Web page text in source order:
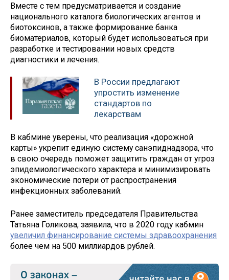
Вместе с тем предусматривается и создание
национального каталога биологических агентов и
биотоксинов, а также формирование банка
биоматериалов, который будет использоваться при
разработке и тестировании новых средств
диагностики и лечения.
В России предлагают
упростить изменение
стандартов по
лекарствам
В кабмине уверены, что реализация «дорожной
карты» укрепит единую систему санэпиднадзора, что
в свою очередь поможет защитить граждан от угроз
эпидемиологического характера и минимизировать
экономические потери от распространения
инфекционных заболеваний.
Ранее заместитель председателя Правительства
Татьяна Голикова, заявила, что в 2020 году кабмин
увеличил финансирование системы здравоохранения
более чем на 500 миллиардов рублей.